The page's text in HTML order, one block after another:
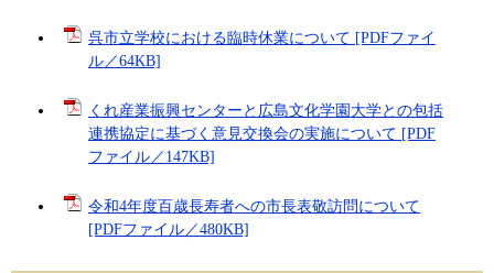
呉市立学校における臨時休業について [PDFファイ
ル／64KB]
くれ産業振興センターと広島文化学園大学との包括
連携協定に基づく意見交換会の実施について [PDF
ファイル／147KB]
令和4年度百歳長寿者への市長表敬訪問について
[PDFファイル／480KB]